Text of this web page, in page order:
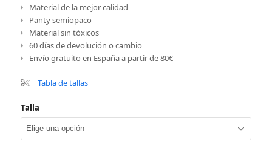
Material de la mejor calidad
Panty semiopaco
Material sin tóxicos
60 días de devolución o cambio
Envío gratuito en España a partir de 80€
Tabla de tallas
Talla